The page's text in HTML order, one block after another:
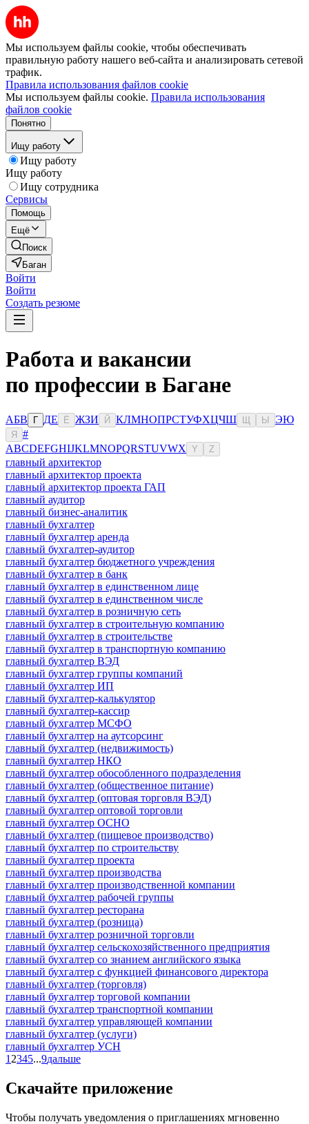
Мы используем файлы cookie, чтобы обеспечивать
правильную работу нашего веб-сайта и анализировать сетевой
трафик.
Правила использования файлов cookie
Мы используем файлы cookie. Правила использования
файлов cookie
Понятно
Ищу работу
Ищу работу
Ищу работу
Ищу сотрудника
Сервисы
Помощь
Ещё
Поиск
Баган
Войти
Войти
Создать резюме
Работа и вакансии
по профессии в Багане
АБВ Г ДЕ Ё ЖЗИ Й КЛМНОПРСТУФХЦЧШ Ы ЭЮ
Я
#
ABCDEFGHIJKLMNOPQRSTUVWX Y Z
главный архитектор
главный архитектор проекта
главный архитектор проекта ГАП
главный аудитор
главный бизнес-аналитик
главный бухгалтер
главный бухгалтер аренда
главный бухгалтер-аудитор
главный бухгалтер бюджетного учреждения
главный бухгалтер в банк
главный бухгалтер в единственном лице
главный бухгалтер в единственном числе
главный бухгалтер в розничную сеть
главный бухгалтер в строительную компанию
главный бухгалтер в строительстве
главный бухгалтер в транспортную компанию
главный бухгалтер ВЭД
главный бухгалтер группы компаний
главный бухгалтер ИП
главный бухгалтер-калькулятор
главный бухгалтер-кассир
главный бухгалтер МСФО
главный бухгалтер на аутсорсинг
главный бухгалтер (недвижимость)
главный бухгалтер НКО
главный бухгалтер обособленного подразделения
главный бухгалтер (общественное питание)
главный бухгалтер (оптовая торговля ВЭД)
главный бухгалтер оптовой торговли
главный бухгалтер ОСНО
главный бухгалтер (пищевое производство)
главный бухгалтер по строительству
главный бухгалтер проекта
главный бухгалтер производства
главный бухгалтер производственной компании
главный бухгалтер рабочей группы
главный бухгалтер ресторана
главный бухгалтер (розница)
главный бухгалтер розничной торговли
главный бухгалтер сельскохозяйственного предприятия
главный бухгалтер со знанием английского языка
главный бухгалтер с функцией финансового директора
главный бухгалтер (торговля)
главный бухгалтер торговой компании
главный бухгалтер транспортной компании
главный бухгалтер управляющей компании
главный бухгалтер (услуги)
главный бухгалтер УСН
1 2345...9дальше
Скачайте приложение
Чтобы получать уведомления о приглашениях мгновенно